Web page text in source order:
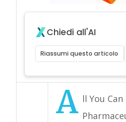
Chiedi all'AI
Riassumi questo articolo
A ll You